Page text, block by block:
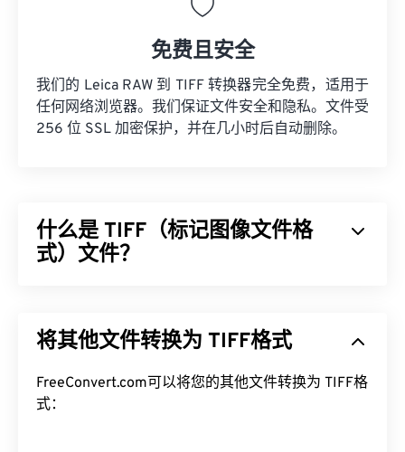
免费且安全
我们的 Leica RAW 到 TIFF 转换器完全免费，适用于
任何网络浏览器。我们保证文件安全和隐私。文件受
256 位 SSL 加密保护，并在几小时后自动删除。
什么是 TIFF（标记图像文件格
式）文件？
桌面出版。TIFF 的位图和光栅结构使其能够灵活地
面的容器。
将其他文件转换为 TIFF格式
FreeConvert.com可以将您的其他文件转换为 TIFF格
式：